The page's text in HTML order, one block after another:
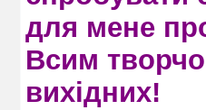
для мене
Всим
вихідних!